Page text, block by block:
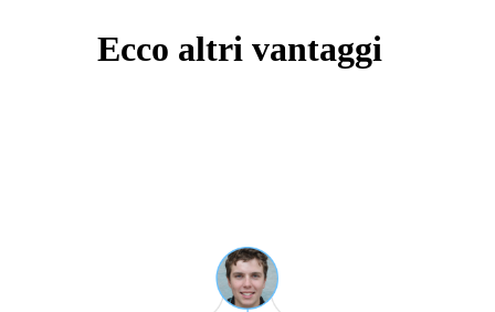
Ecco altri vantaggi